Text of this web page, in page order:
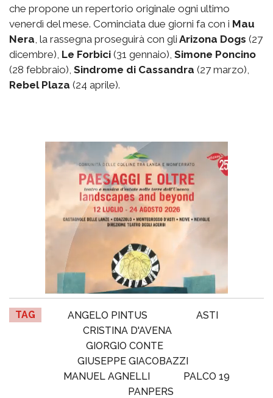
che propone un repertorio originale ogni ultimo
venerdì del mese. Cominciata due giorni fa con i Mau
Nera , la rassegna proseguirà con gli Arizona Dogs (27
dicembre), Le Forbici (31 gennaio), Simone Poncino
(28 febbraio), Sindrome di Cassandra (27 marzo),
Rebel Plaza (24 aprile).
TAG ANGELO PINTUS
ASTI
CRISTINA D'AVENA
GIORGIO CONTE
GIUSEPPE GIACOBAZZI
MANUEL AGNELLI
PALCO 19
PANPERS